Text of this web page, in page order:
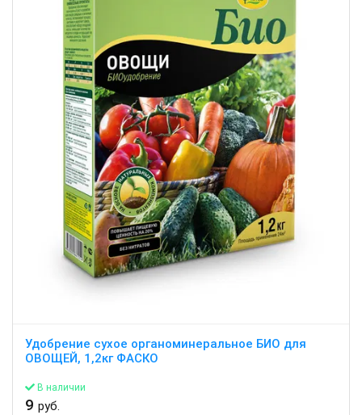
Удобрение сухое органоминеральное БИО для
ОВОЩЕЙ, 1,2кг ФАСКО
В наличии
9 руб.